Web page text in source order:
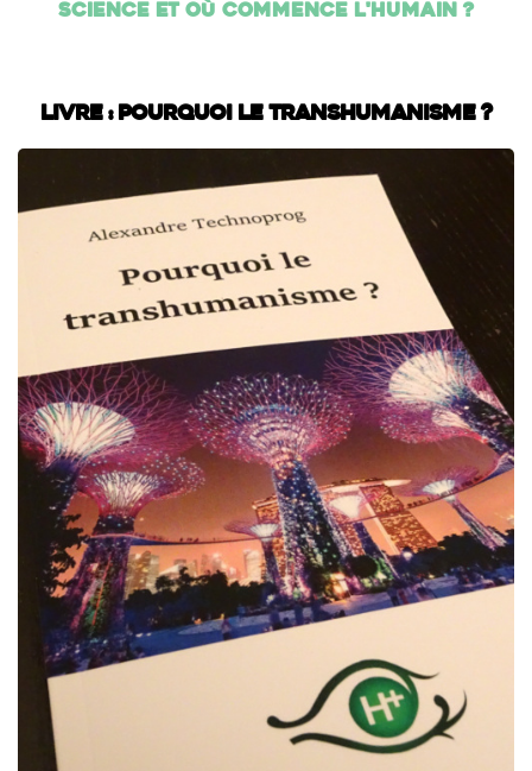
science et où commence l'humain ?
Livre : Pourquoi le transhumanisme ?